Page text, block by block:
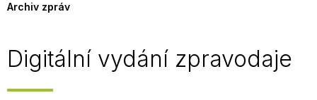
Archiv zpráv
Digitální vydání zpravodaje